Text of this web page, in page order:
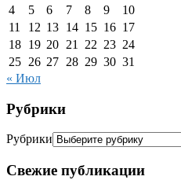
4
5 6 7 8 9
10
11
12 13 14 15 16 17
18 19 20 21 22 23 24
25 26 27 28 29 30 31
« Июл
Рубрики
Рубрики
Свежие публикации